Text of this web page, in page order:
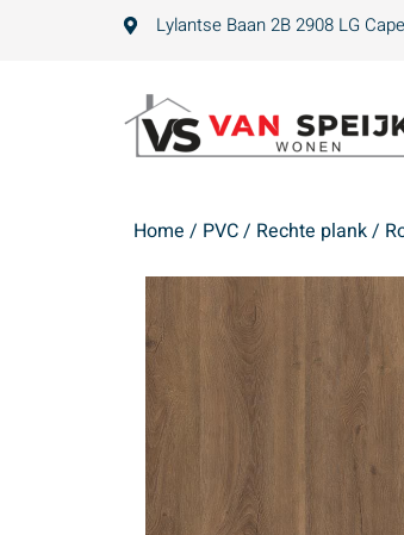
Lylantse Baan 2B 2908 LG
Home / PVC/ Rechte plank/